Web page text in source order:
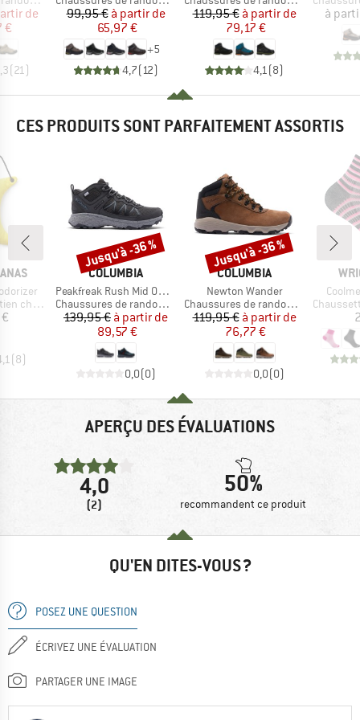
réduit
de
€
(21)
Prix
99,95 € Prix réduit
à partir de
65,97 €
+5
4,7( 12)
Prix
119,95 € Prix réduit
à partir de
79,17 €
4,1(8)
à
CES PRODUITS SONT PARFAITEMENT ASSORTIS
(8)
MARQUE
COLUMBIA
Article
Peakfreak Rush Mid Outdry
Product group
Chaussures de randonnée
Prix
139,95 € Prix réduit
à partir de
89,57 €
0,0(0)
Remise
Jusqu'à -36 %
MARQUE
COLUMBIA
Article
Newton Wander
Product group
Chaussures de randonnée
Prix
119,95 € Prix réduit
à partir de
76,77 €
0,0(0)
Remise
Jusqu'à -36 %
Article
Product
APERÇU DES ÉVALUATIONS
4,0
(2)
50%
recommandent ce produit
QU'EN DITES-VOUS ?
POSEZ UNE QUESTION
ÉCRIVEZ UNE ÉVALUATION
PARTAGER UNE IMAGE